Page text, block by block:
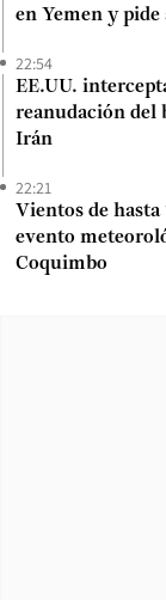
en Yemen y
22:54
EE.UU.
reanudación del
Irán
22:21
Vientos de
evento
Coquimbo